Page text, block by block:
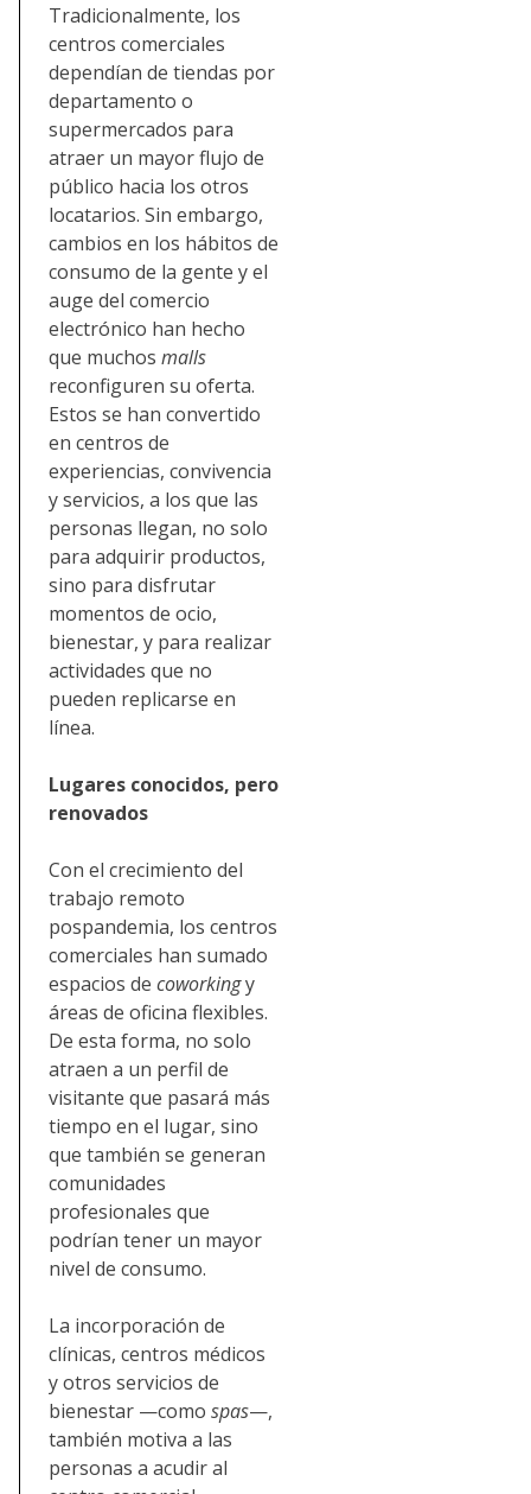
Tradicionalmente, los
centros comerciales
dependían de tiendas por
departamento o
supermercados para
atraer un mayor flujo de
público hacia los otros
locatarios. Sin embargo,
cambios en los hábitos de
consumo de la gente y el
auge del comercio
electrónico han hecho
que muchos malls
reconfiguren su oferta.
Estos se han convertido
en centros de
experiencias, convivencia
y servicios, a los que las
personas llegan, no solo
para adquirir productos,
sino para disfrutar
momentos de ocio,
bienestar, y para realizar
actividades que no
pueden replicarse en
línea.
Lugares conocidos, pero
renovados
Con el crecimiento del
trabajo remoto
pospandemia, los centros
comerciales han sumado
espacios de coworkingy
áreas de oficina flexibles.
De esta forma, no solo
atraen a un perfil de
visitante que pasará más
tiempo en el lugar, sino
que también se generan
comunidades
profesionales que
podrían tener un mayor
nivel de consumo.
La incorporación de
clínicas, centros médicos
y otros servicios de
bienestar —como spas—,
también motiva a las
personas a acudir al